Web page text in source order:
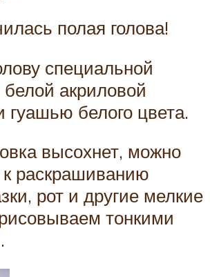
полая голова!
специальной
белой акриловой
гуашью белого цвета.
высохнет, можно
к раскрашиванию
рот и другие мелкие
тонкими